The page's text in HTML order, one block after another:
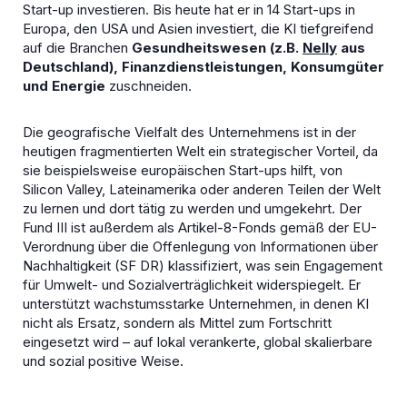
Start-up investieren. Bis heute hat er in 14 Start-ups in
Europa, den USA und Asien investiert, die KI tiefgreifend
auf die Branchen Gesundheitswesen (z.B. Nelly aus
Deutschland), Finanzdienstleistungen, Konsumgüter
und Energie zuschneiden.
Die geografische Vielfalt des Unternehmens ist in der
heutigen fragmentierten Welt ein strategischer Vorteil, da
sie beispielsweise europäischen Start-ups hilft, von
Silicon Valley, Lateinamerika oder anderen Teilen der Welt
zu lernen und dort tätig zu werden und umgekehrt. Der
Fund III ist außerdem als Artikel-8-Fonds gemäß der EU-
Verordnung über die Offenlegung von Informationen über
Nachhaltigkeit (SF DR) klassifiziert, was sein Engagement
für Umwelt- und Sozialverträglichkeit widerspiegelt. Er
unterstützt wachstumsstarke Unternehmen, in denen KI
nicht als Ersatz, sondern als Mittel zum Fortschritt
eingesetzt wird – auf lokal verankerte, global skalierbare
und sozial positive Weise.